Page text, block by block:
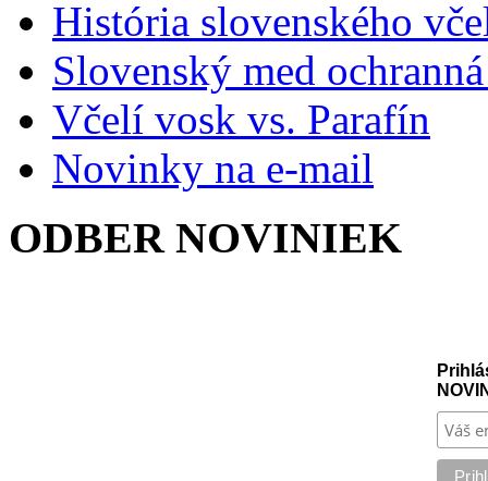
História slovenského
Slovenský med
Včelí vosk vs. Parafín
Novinky na e-mail
ODBER NOVINIEK